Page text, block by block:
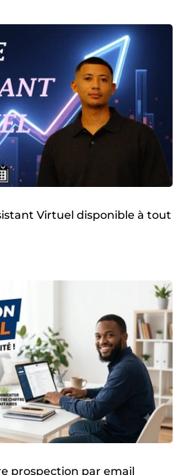
Virtuel disponible à tout
prospection par email